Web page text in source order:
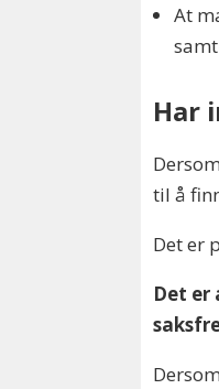
At
Har
til å
Det er
Det